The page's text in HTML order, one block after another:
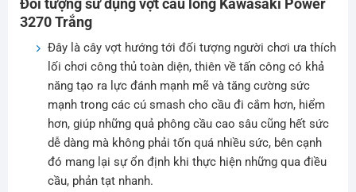
Đối tượng sử dụng vợt cầu lông Kawasaki Power
3270 Trắng
Đây là cây vợt hướng tới đối tượng người chơi ưa thích
lối chơi công thủ toàn diện, thiên về tấn công có khả
năng tạo ra lực đánh mạnh mẽ và tăng cường sức
mạnh trong các cú smash cho cầu đi cắm hơn, hiểm
hơn, giúp những quả phông cầu cao sâu cũng hết sức
dễ dàng mà không phải tốn quá nhiều sức, bên cạnh
đó mang lại sự ổn định khi thực hiện những qua điều
cầu, phản tạt nhanh.